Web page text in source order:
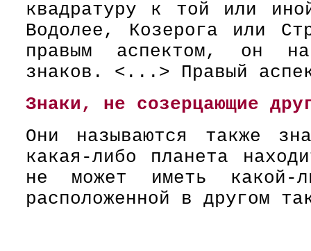
квадратуру к той или
Водолее, Козерога или
правым аспектом, он
знаков. <...> Правый
Знаки, не созерцающие
Они называются также
какая-либо планета
не может иметь какой-
расположенной в другом